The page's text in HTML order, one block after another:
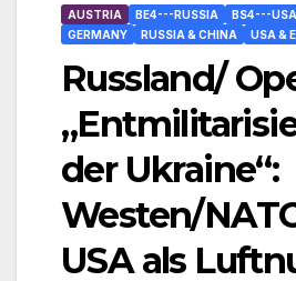
AUSTRIA BE4---RUSSIA BS4---USA
GERMANY
RUSSIA & CHINA USA &
Russland/
der Ukraine“:
Westen/
USA als